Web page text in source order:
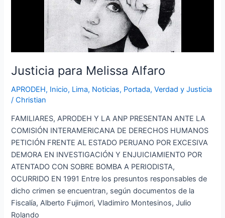
Justicia para Melissa Alfaro
APRODEH, Inicio, Lima, Noticias, Portada,Verdad y Justicia
/Christian
FAMILIARES, APRODEH Y LA ANP PRESENTAN ANTE LA
COMISIÓN INTERAMERICANA DE DERECHOS HUMANOS
PETICIÓN FRENTE AL ESTADO PERUANO POR EXCESIVA
DEMORA EN INVESTIGACIÓN Y ENJUICIAMIENTO POR
ATENTADO CON SOBRE BOMBA A PERIODISTA,
OCURRIDO EN 1991 Entre los presuntos responsables de
dicho crimen se encuentran, según documentos de la
Fiscalía, Alberto Fujimori, Vladimiro Montesinos, Julio
Rolando